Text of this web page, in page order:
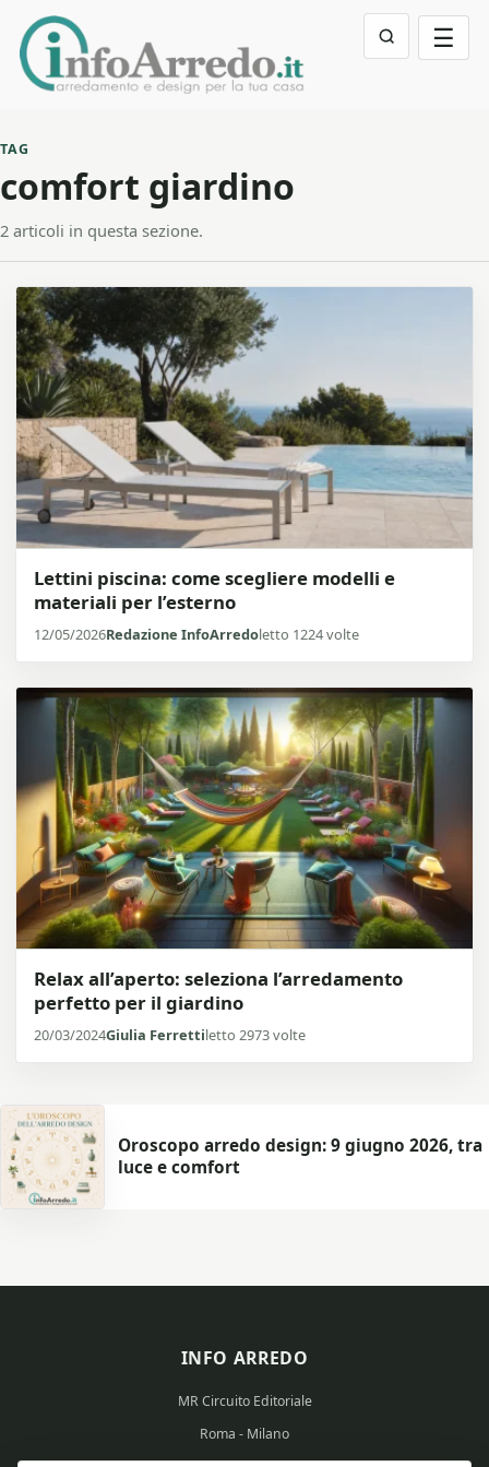
☰
TAG
comfort giardino
2 articoli in questa sezione.
Lettini piscina: come scegliere modelli e
materiali per l’esterno
12/05/2026Redazione InfoArredoletto 1224 volte
Relax all’aperto: seleziona l’arredamento
perfetto per il giardino
20/03/2024Giulia Ferrettiletto 2973 volte
Oroscopo arredo design: 9 giugno 2026, tra
luce e comfort
INFO ARREDO
MR Circuito Editoriale
Roma - Milano